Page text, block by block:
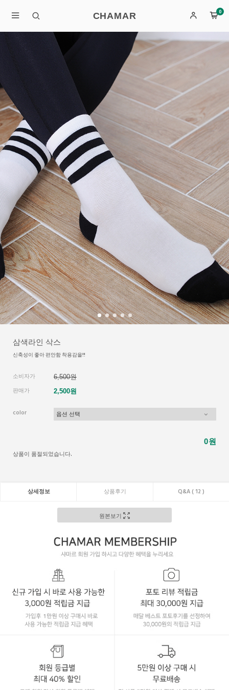
CHAMAR 0
삼색라인 삭스
신축성이 좋아 편안함 착용감을!!
소비자가
6,500원
판매가
2,500원
color
0원
상품이 품절되었습니다.
상세정보 상품후기 Q&A ( 12 )
원본보기